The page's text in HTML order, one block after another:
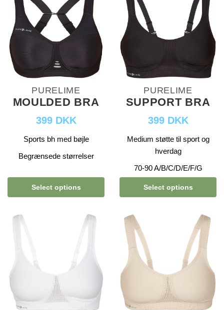
PURELIME
MOULDED BRA
399 DKK
Sports bh med bøjle
Begrænsede størrelser
Select options
PURELIME
SUPPORT BRA
399 DKK
Medium støtte til sport og
hverdag
70-90 A/B/C/D/E/F/G
Select options